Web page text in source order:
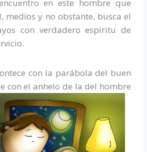
en este hombre que
medios y no obstante, busca el
con verdadero espíritu de
con la parábola del buen
con el anhelo de ladel hombre